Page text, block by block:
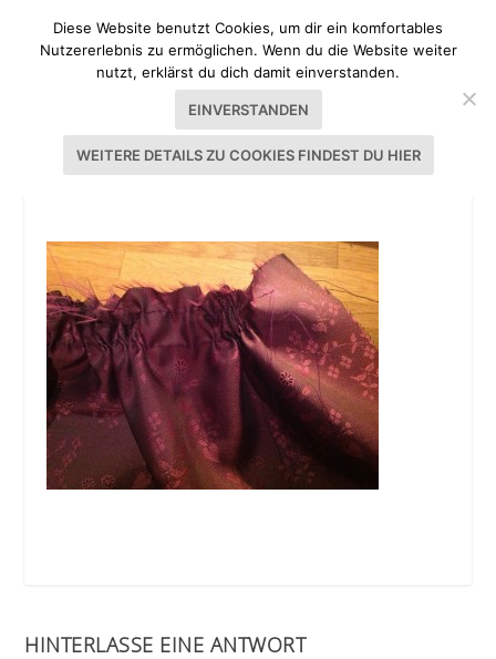
TUTORIAL DIRNDL NÄHEN
HINTERLASSE EINE ANTWORT
Diese Website benutzt Cookies, um dir ein komfortables
Nutzererlebnis zu ermöglichen. Wenn du die Website weiter
nutzt, erklärst du dich damit einverstanden.
EINVERSTANDEN
WEITERE DETAILS ZU COOKIES FINDEST DU HIER